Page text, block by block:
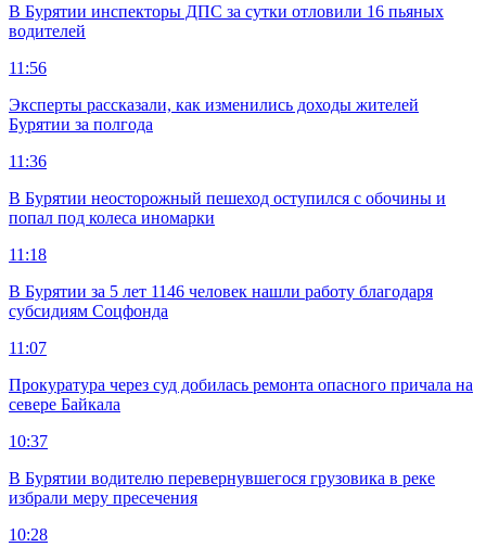
В Бурятии инспекторы ДПС за сутки отловили 16 пьяных
водителей
11:56
Эксперты рассказали, как изменились доходы жителей
Бурятии за полгода
11:36
В Бурятии неосторожный пешеход оступился с обочины и
попал под колеса иномарки
11:18
В Бурятии за 5 лет 1146 человек нашли работу благодаря
субсидиям Соцфонда
11:07
Прокуратура через суд добилась ремонта опасного причала на
севере Байкала
10:37
В Бурятии водителю перевернувшегося грузовика в реке
избрали меру пресечения
10:28